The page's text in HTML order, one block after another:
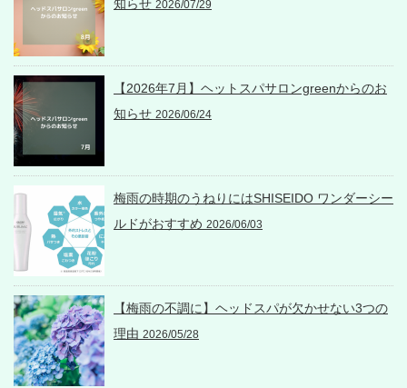
知らせ 2026/07/29
【2026年7月】ヘットスパサロンgreenからのお
知らせ 2026/06/24
梅雨の時期のうねりにはSHISEIDO ワンダーシー
ルドがおすすめ 2026/06/03
【梅雨の不調に】ヘッドスパが欠かせない3つの
理由 2026/05/28